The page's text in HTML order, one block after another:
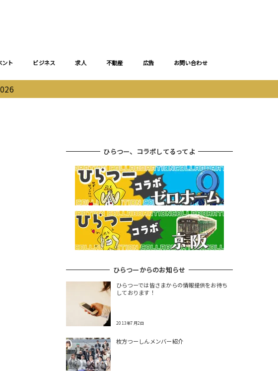
ント ビジネス 求人 不動産 広告 お問い合わせ
ひらつー、コラボしてるってよ
ひらつーからのお知らせ
ひらつーでは皆さまからの情報提供をお待ち
しております！
2013年7月2日
枚方つーしんメンバー紹介